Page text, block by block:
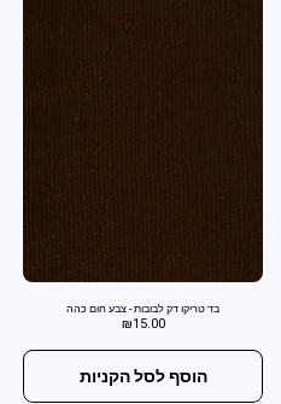
בד טריקו דק לבובות - צבע חום כהה
₪15.00
הוסף לסל הקניות